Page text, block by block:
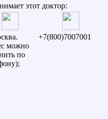
этот доктор:
можно
по
+7(800)7007001